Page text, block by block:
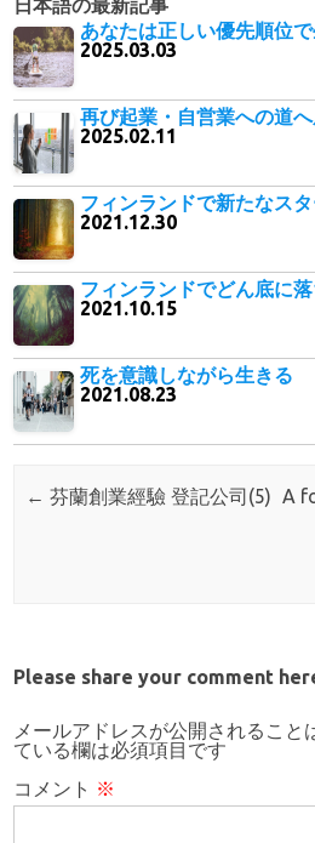
日本語の最新記事
あなたは正しい優先順位
2025.03.03
再び起業・自営業への道
2025.02.11
フィンランドで新たなスタ
2021.12.30
フィンランドでどん底に
2021.10.15
死を意識しながら生きる
2021.08.23
Post navigation
← 芬蘭創業經驗 登記公司(5)
A
Please share your comment
メールアドレスが公開されること
ている欄は必須項目です
コメント ※